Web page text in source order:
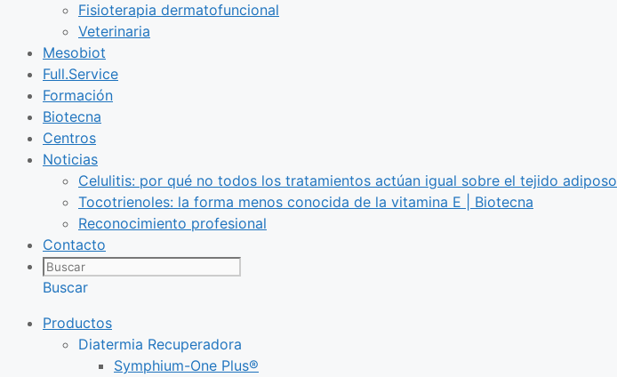
Fisioterapia dermatofuncional
Veterinaria
Mesobiot
Full.Service
Formación
Biotecna
Centros
Noticias
Celulitis: por qué no todos los tratamientos actúan igual sobre el tejido adiposo
Tocotrienoles: la forma menos conocida de la vitamina E | Biotecna
Reconocimiento profesional
Contacto
Buscar
Productos
Diatermia Recuperadora
Symphium-One Plus®